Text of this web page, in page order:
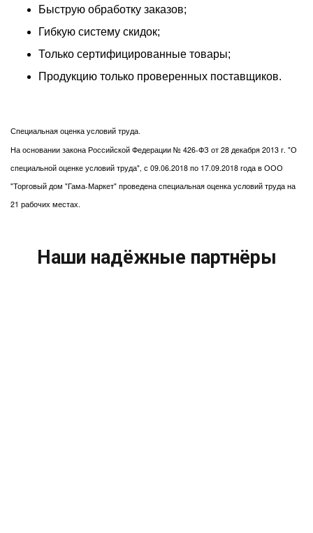
Быструю обработку заказов;
Гибкую систему скидок;
Только сертифицированные товары;
Продукцию только проверенных поставщиков.
Специальная оценка условий труда.
На основании закона Российской Федерации № 426-ФЗ от 28 декабря 2013 г. "О
специальной оценке условий труда", с 09.06.2018 по 17.09.2018 года в ООО
"Торговый дом "Гама-Маркет" проведена специальная оценка условий труда на
21 рабочих местах.
Наши надёжные партнёры